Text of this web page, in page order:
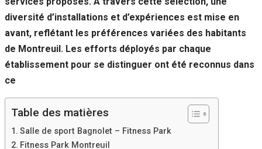
diversité d’installations et d’expériences est mise en
avant, reflétant les préférences variées des habitants
de Montreuil. Les efforts déployés par chaque
établissement pour se distinguer ont été reconnus dans
ce
Table des matières
Salle de sport Bagnolet – Fitness Park
Fitness Park Montreuil